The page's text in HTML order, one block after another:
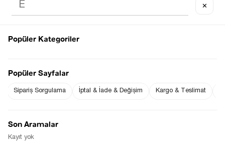
Notify me when
Notify Me When Available
✕
Popüler Kategoriler
Popüler Sayfalar
Sipariş Sorgulama İptal & İade & Değişim Kargo & Teslimat
Son Aramalar
Kayıt yok